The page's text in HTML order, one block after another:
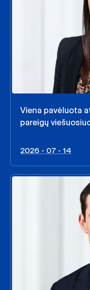
Viena pavėluota
pareigų
2026 - 07 - 14